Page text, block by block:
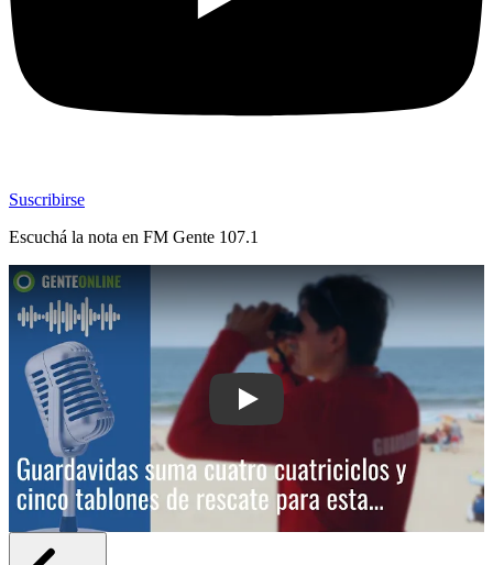
Suscribirse
Escuchá la nota en FM Gente 107.1
Play: Guardavidas suma cuatro